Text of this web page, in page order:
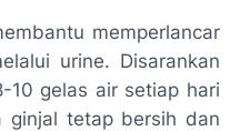
memperlancar
urine. Disarankan
10 gelas air setiap hari
ginjal tetap bersih dan